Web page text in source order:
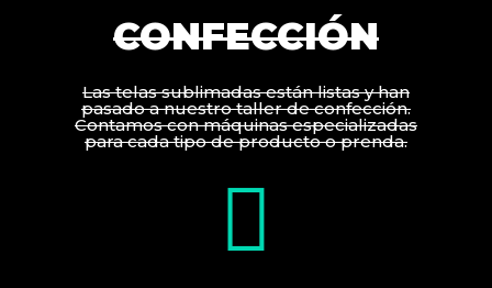
CONFECCIÓN
Las telas sublimadas están listas y han
pasado a nuestro taller de confección.
Contamos con máquinas especializadas
para cada tipo de producto o prenda.